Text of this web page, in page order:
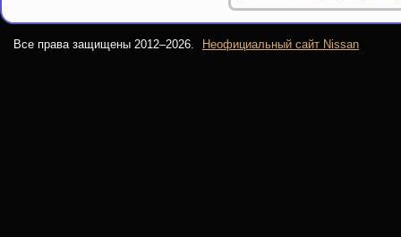
Все права защищены 2012–2026. Неофициальный сайт Nissan